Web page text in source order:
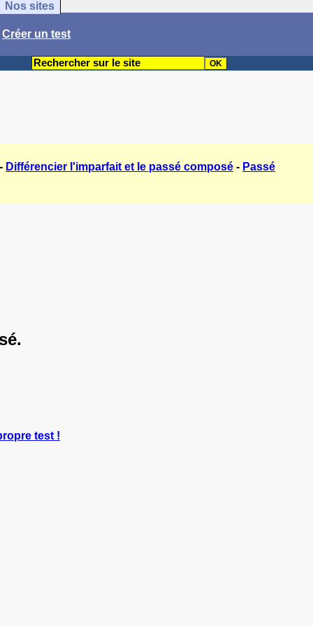
Nos sites
Créer un test
Différencier l'imparfait et le passé composé - Passé
test !